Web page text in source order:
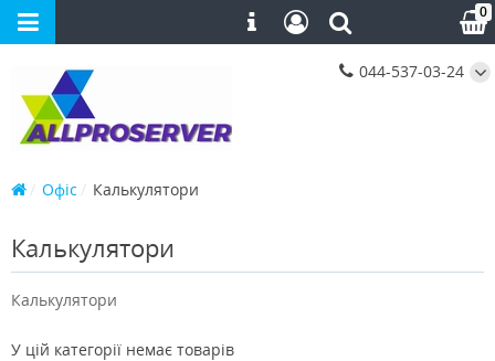
044-537-03-24
0
Офіс Калькулятори
Калькулятори
Калькулятори
У цій категорії немає товарів